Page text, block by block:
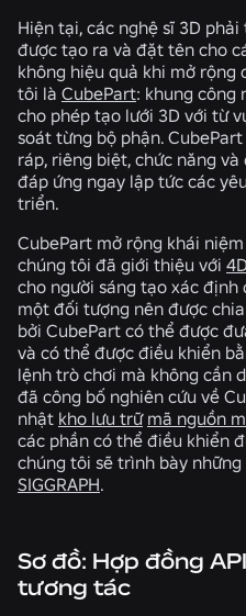
Hiện tại, các nghệ sĩ 3D
được tạo ra và đặt tên cho
không hiệu quả khi mở rộng
tôi là CubePart: khung công
cho phép tạo lưới 3D với từ
soát từng bộ phận.
ráp, riêng biệt, chức năng
đáp ứng ngay lập tức các
triển.
CubePart mở rộng khái
chúng tôi đã giới thiệu với
cho người sáng tạo xác định
một đối tượng nên được
bởi CubePart có thể được
và có thể được điều khiển
lệnh trò chơi mà không cần
đã công bố nghiên cứu về
nhật kho lưu trữ mã nguồn
các phần có thể điều khiển
chúng tôi sẽ trình bày
SIGGRAPH.
Sơ đồ: Hợp đồng
tương tác